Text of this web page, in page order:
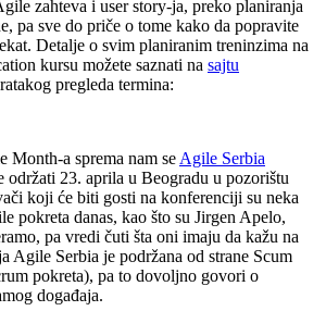
zahteva i user story-ja, preko planiranja
pa sve do priče o tome kako da popravite
Detalje o svim planiranim treninzima na
kursu možete saznati na sajtu
pregleda termina:
a sprema nam se Agile Serbia
održati 23. aprila u Beogradu u pozorištu
koji će biti gosti na konferenciji su neka
pokreta danas, kao što su Jirgen Apelo,
pa vredi čuti šta oni imaju da kažu na
Agile Serbia je podržana od strane Scum
pokreta), pa to dovoljno govori o
događaja.